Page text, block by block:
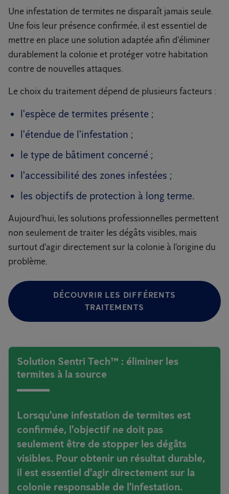
Une infestation de termites ne disparaît jamais seule.
Une fois leur présence confirmée, il est essentiel de
mettre en place une solution adaptée afin d'éliminer
durablement la colonie et protéger votre habitation
contre de nouvelles attaques.
Le choix du traitement dépend de plusieurs facteurs :
l'espèce de termites présente ;
l'étendue de l'infestation ;
le type de bâtiment concerné ;
l'accessibilité des zones infestées ;
les objectifs de protection à long terme.
Aujourd'hui, les solutions professionnelles permettent
non seulement de traiter les dégâts visibles, mais
surtout d'agir directement sur la colonie à l'origine du
problème.
DÉCOUVRIR LES DIFFÉRENTS
TRAITEMENTS
Solution Sentri Tech™ : éliminer les
termites à la source
Lorsqu'une infestation de termites est
confirmée, l'objectif ne doit pas
seulement être de stopper les dégâts
visibles. Pour obtenir un résultat durable,
il est essentiel d'agir directement sur la
colonie responsable de l'infestation.